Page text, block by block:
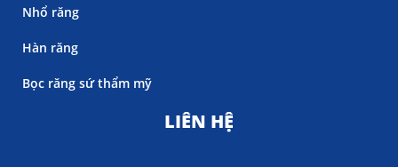
Nhổ răng
Hàn răng
Bọc răng sứ thẩm mỹ
LIÊN HỆ